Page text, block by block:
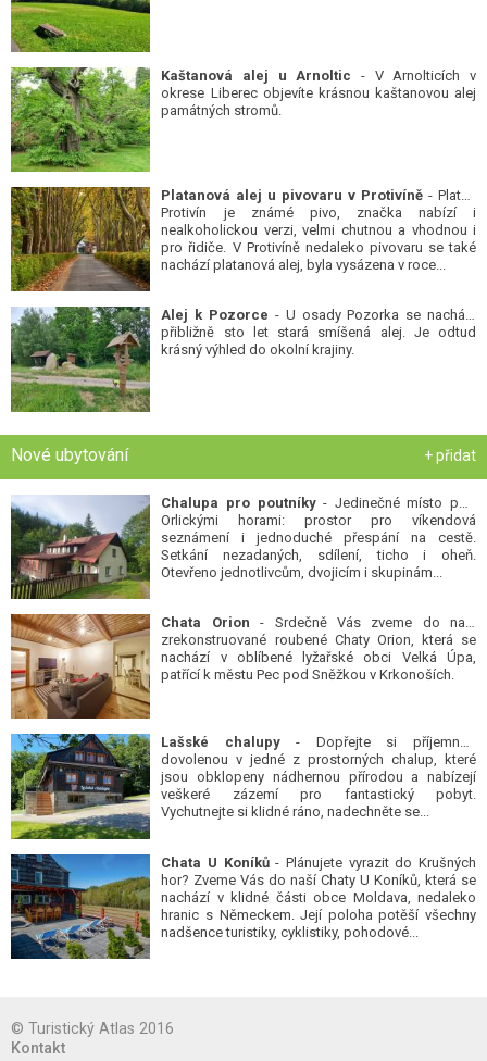
Kaštanová alej u Arnoltic - V Arnolticích v
okrese Liberec objevíte krásnou kaštanovou alej
památných stromů.
Platanová alej u pivovaru v Protivíně - Platan
Protivín je známé pivo, značka nabízí i
nealkoholickou verzi, velmi chutnou a vhodnou i
pro řidiče. V Protivíně nedaleko pivovaru se také
nachází platanová alej, byla vysázena v roce...
Alej k Pozorce - U osady Pozorka se nachází
přibližně sto let stará smíšená alej. Je odtud
krásný výhled do okolní krajiny.
Nové ubytování + přidat
Chalupa pro poutníky- Jedinečné místo pod
Orlickými horami: prostor pro víkendová
seznámení i jednoduché přespání na cestě.
Setkání nezadaných, sdílení, ticho i oheň.
Otevřeno jednotlivcům, dvojicím i skupinám...
Chata Orion - Srdečně Vás zveme do naší
zrekonstruované roubené Chaty Orion, která se
nachází v oblíbené lyžařské obci Velká Úpa,
patřící k městu Pec pod Sněžkou v Krkonoších.
Lašské chalupy- Dopřejte si příjemnou
dovolenou v jedné z prostorných chalup, které
jsou obklopeny nádhernou přírodou a nabízejí
veškeré zázemí pro fantastický pobyt.
Vychutnejte si klidné ráno, nadechněte se...
Chata U Koníků- Plánujete vyrazit do Krušných
hor? Zveme Vás do naší Chaty U Koníků, která se
nachází v klidné části obce Moldava, nedaleko
hranic s Německem. Její poloha potěší všechny
nadšence turistiky, cyklistiky, pohodové...
© Turistický Atlas 2016
Kontakt